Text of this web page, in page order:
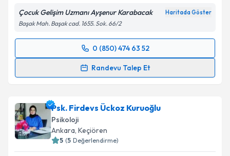
Takvim Talebini Gönder
Çocuk Gelişim Uzmanı Ayşenur Karabacak Haritada Göster
Başak Mah. Başak cad. 1655. Sok. 66/2
0 (850) 474 63 52
Randevu Talep Et
Randevu Takvimi Talebi
randevu almanız için bir takvim hazırlandığında e-
posta ile bilgilendireceğiz.
E-posta Adresiniz
Psk. Firdevs Ückoz Kuruoğlu
Psikoloji
Ankara, Keçiören
5 (5 Değerlendirme)